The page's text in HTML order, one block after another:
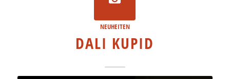
NEUHEITEN
DALI KUPID